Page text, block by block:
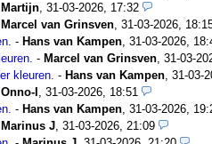
Martijn, 31-03-2026, 17:32
Marcel van Grinsven, 31-03-2026,
- Hans van Kampen, 31-03-2026,
- Marcel van Grinsven, 31-03-
kleuren. - Hans van Kampen, 31-03-
Onno-I , 31-03-2026, 18:51
- Hans van Kampen, 31-03-2026,
Marinus J, 31-03-2026, 21:09